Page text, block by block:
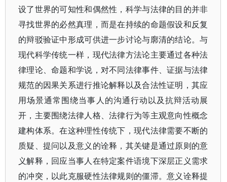
设了世界的可知性和偶然性，科学与法律的目的并非
寻找世界的必然真理，而是在持续的命题假设和反复
的辩驳验证中形成可供进一步讨论与廓清的结论。与
现代科学传统一样，现代法律方法论主要通过各种法
律理论、命题和学说，对不同法律事件、证据与法律
规范的因果关系进行推论解释以及合法性证明，其应
用场景通常围绕当事人的沟通行动以及抗辩活动展
开，主要围绕法律人格、法律行为等主观意向性概念
建构体系。在这种理性传统下，现代法律需要不断的
质疑、提问以及意义的诠释，其关键是通过原则的意
义解释，回应当事人在特定案件语境下深层正义需求
的冲突，以此克服硬性法律规则的僵滞。意义诠释提